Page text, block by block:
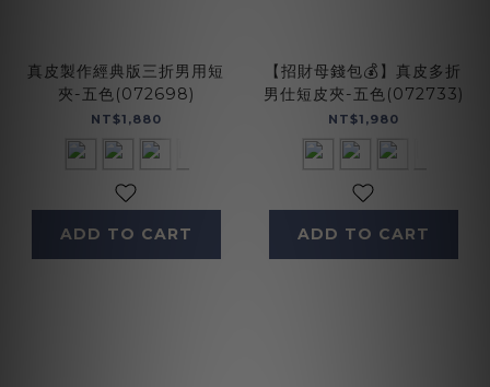
真皮製作經典版三折男用短
夾-五色(072698)
NT$1,880
ADD TO CART
【招財母錢包💰】真皮多折
男仕短皮夾-五色(072733)
NT$1,980
ADD TO CART